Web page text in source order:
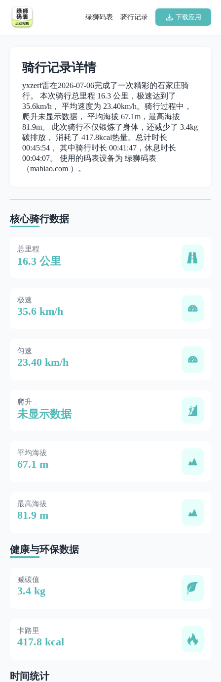
下载应用
骑行记录
绿狮码表
骑行记录详情
yxzerf雷在2026-07-06完成了一次精彩的石家庄骑
行。 本次骑行总里程 16.3 公里，极速达到了
35.6km/h， 平均速度为 23.40km/h。骑行过程中，
爬升未显示数据， 平均海拔 67.1m，最高海拔
81.9m。 此次骑行不仅锻炼了身体，还减少了 3.4kg
碳排放， 消耗了 417.8kcal热量。总计时长
00:45:54， 其中骑行时长 00:41:47，休息时长
00:04:07。 使用的码表设备为 绿狮码表
（mabiao.com ）。
核心骑行数据
总里程
16.3 公里
极速
35.6 km/h
匀速
23.40 km/h
爬升
未显示数据
平均海拔
67.1 m
最高海拔
81.9 m
健康与环保数据
减碳值
3.4 kg
卡路里
417.8 kcal
时间统计